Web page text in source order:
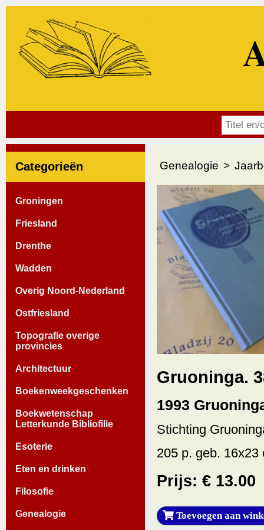
Categorieën
Groningen
Friesland
Drenthe
Wadden
Overig Noord-Nederland
Ostfriesland
Topografie overige
provincies
Architectuur
Boekenweekgeschenken
Boekwetenschap
Letterkunde Bibliofilie
Esoterie
Eten en drinken
Filosofie
Genealogie
Genealogie
Gruoninga.
1993
Stichting
205 p. geb. 16x23
Prijs: € 13.00
Toevoegen aan